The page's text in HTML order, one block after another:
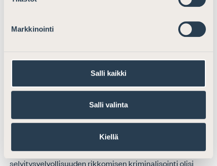
Markkinointi
Salli kaikki
Salli valinta
Kiellä